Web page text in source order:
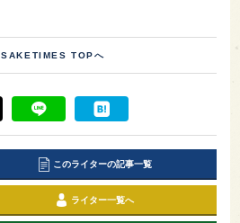
SAKETIMES TOPへ
このライターの記事一覧
ライター一覧へ